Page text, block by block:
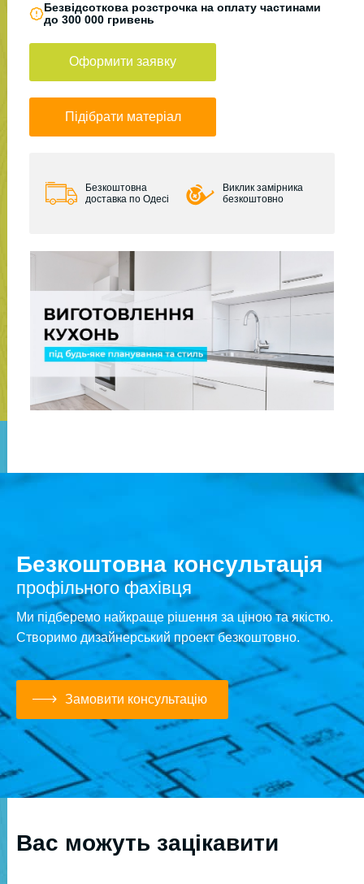
Безвідсоткова розстрочка на оплату частинами
до 300 000 гривень
Оформити заявку
Підібрати матеріал
Безкоштовна
доставка по Одесі
Виклик замірника
безкоштовно
Безкоштовна консультація
профільного фахівця
Ми підберемо найкраще рішення за ціною та якістю.
Створимо дизайнерський проект безкоштовно.
Замовити консультацію
Вас можуть зацікавити